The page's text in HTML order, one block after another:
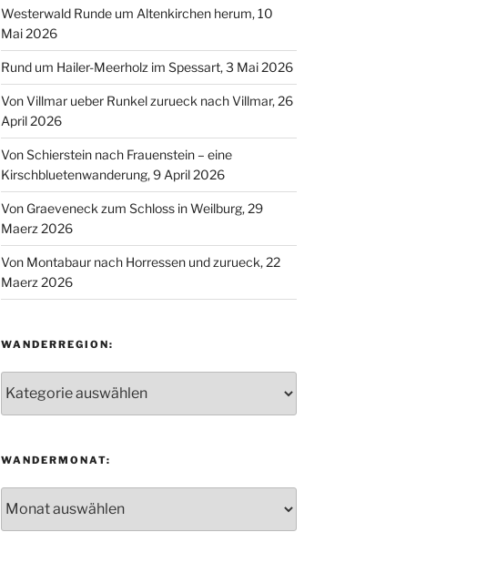
Westerwald Runde um Altenkirchen herum, 10
Mai 2026
Rund um Hailer-Meerholz im Spessart, 3 Mai 2026
Von Villmar ueber Runkel zurueck nach Villmar, 26
April 2026
Von Schierstein nach Frauenstein – eine
Kirschbluetenwanderung, 9 April 2026
Von Graeveneck zum Schloss in Weilburg, 29
Maerz 2026
Von Montabaur nach Horressen und zurueck, 22
Maerz 2026
WANDERREGION:
WANDERMONAT: